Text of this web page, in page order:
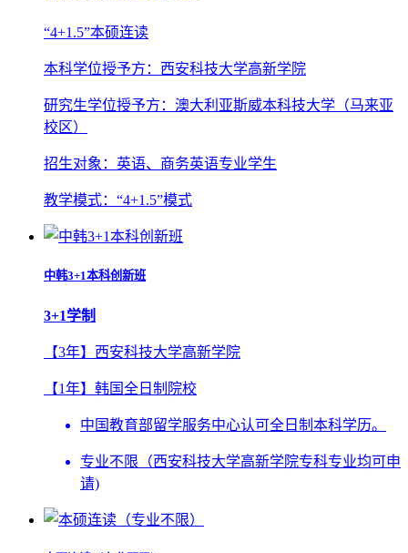
“4+1.5”本硕连读
本科学位授予方：西安科技大学高新学院
研究生学位授予方：澳大利亚斯威本科技大学（马来亚
校区）
招生对象：英语、商务英语专业学生
教学模式：“4+1.5”模式
中韩3+1本科创新班
3+1学制
【3年】 西安科技大学高新学院
【1年】 韩国全日制院校
中国教育部留学服务中心认可全日制本科学历。
专业不限（西安科技大学高新学院专科专业均可申
请)